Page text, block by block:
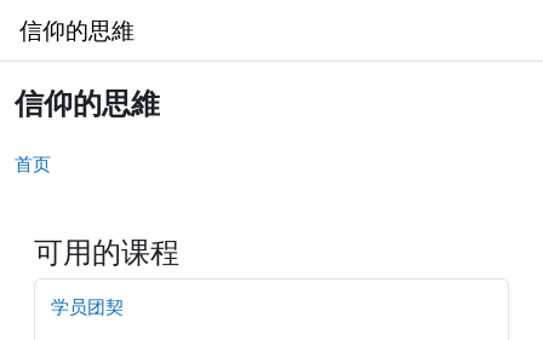
信仰的思維
信仰的思維
首页
可用的课程
学员团契